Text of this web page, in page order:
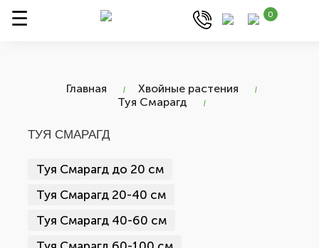
0
Главная
Хвойные растения
Туя Смарагд
ТУЯ СМАРАГД
Туя Смарагд до 20 см
Туя Смарагд 20-40 см
Туя Смарагд 40-60 см